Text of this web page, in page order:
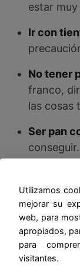
estar
Ir con
No tener
franco,
las cosas
Ser pan
conseguir.
pesar de
Tener un
molesto
Tocar
Utilizamos
mejorar su
web, para
apropiados,
para
visitantes.